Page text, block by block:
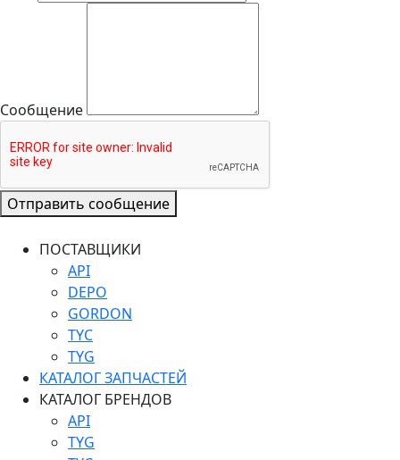
Сообщение
Отправить сообщение
ПОСТАВЩИКИ
API
DEPO
GORDON
TYC
TYG
КАТАЛОГ ЗАПЧАСТЕЙ
КАТАЛОГ БРЕНДОВ
API
TYG